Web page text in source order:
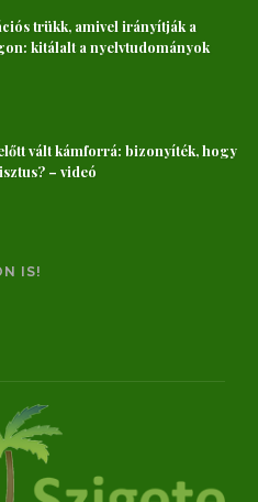
trükk, amivel irányítják a
kitálalt a nyelvtudományok
vált kámforrá: bizonyíték, hogy
– videó
IS!